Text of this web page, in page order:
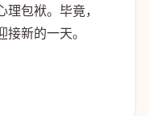
包袱。毕竟，
新的一天。